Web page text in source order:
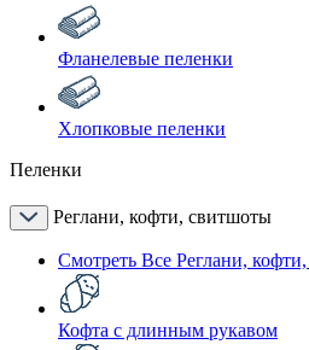
Фланелевые пеленки
Хлопковые пеленки
Пеленки
Реглани, кофти, свитшоты
Смотреть Все Реглани,
Кофта с длинным рукавом